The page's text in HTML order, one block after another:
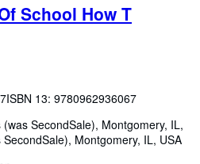
School How T
ISBN 13: 9780962936067
SecondSale), Montgomery, IL,
, Montgomery, IL, USA